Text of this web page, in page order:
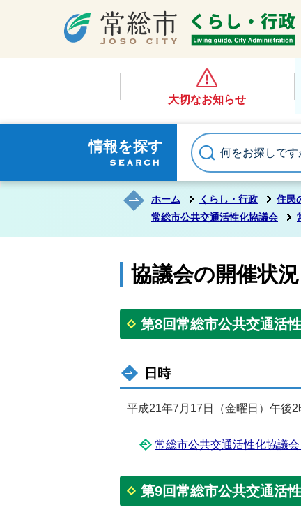
大切なお知らせ
情報を探す
ホーム くらし・行政 住民
常総市公共交通活性化協議会
協議会の開催状況
第8回常総市公共交通活
日時
平成21年7月17日（金曜日）午後
常総市公共交通活性化協議
第9回常総市公共交通活